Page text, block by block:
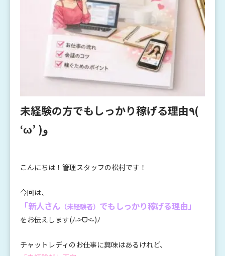
未経験の方でもしっかり稼げる理由٩(
‘ω’ )و
こんにちは！管理スタッフの松村です！
今回は、
「新人さん （未経験者） でもしっかり稼げる理由」
をお伝えします(ﾉ˶>ᗜ​<˵)ﾉ
チャットレディのお仕事に興味はあるけれど、